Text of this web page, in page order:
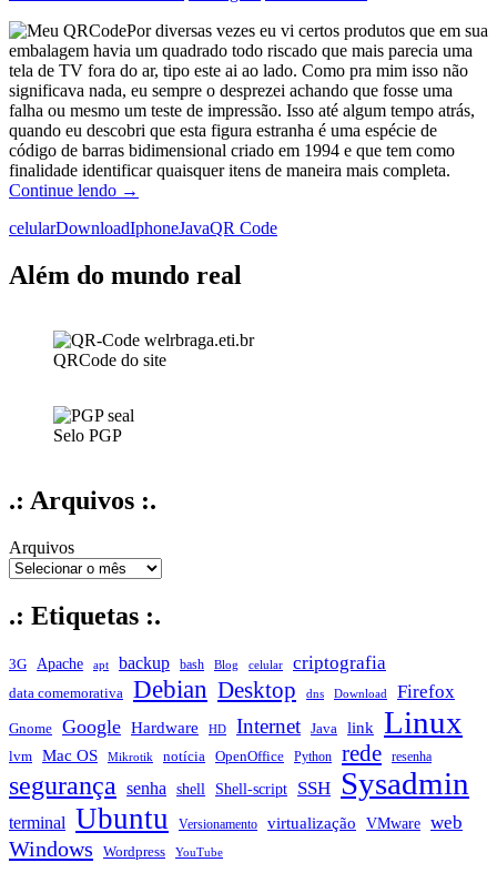
Por diversas vezes eu vi certos produtos que em sua
embalagem havia um quadrado todo riscado que mais parecia uma
tela de TV fora do ar, tipo este ai ao lado. Como pra mim isso não
significava nada, eu sempre o desprezei achando que fosse uma
falha ou mesmo um teste de impressão. Isso até algum tempo atrás,
quando eu descobri que esta figura estranha é uma espécie de
código de barras bidimensional criado em 1994 e que tem como
finalidade identificar quaisquer itens de maneira mais completa.
Continue lendo QrCode:
de
bidimensional
→
celularDownloadIphoneJavaQR Code
Além do mundo real
QRCode do site
Selo PGP
.: Arquivos :.
Arquivos
.: Etiquetas :.
3G Apache apt backup bash Blog celular criptografia
data comemorativa Debian Desktop dns Download Firefox
Gnome Google Hardware HD Internet Java link Linux
lvm Mac OS Mikrotik notícia OpenOffice Python rede resenha
segurança senha shell Shell-script SSH Sysadmin
terminal Ubuntu Versionamento virtualização VMware web
Windows Wordpress YouTube